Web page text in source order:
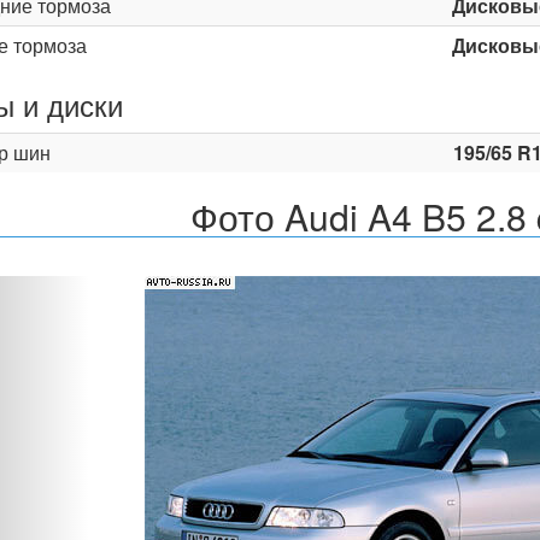
тормоза
и диски
шин 195/65
Фото Audi A4 B5 2.8